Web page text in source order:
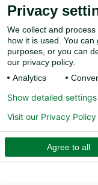
Privacy
We collect and
how it is used. You
purposes, or you can
our privacy policy.
Analytics
Agree to all
Show detailed settings
Visit our Privacy